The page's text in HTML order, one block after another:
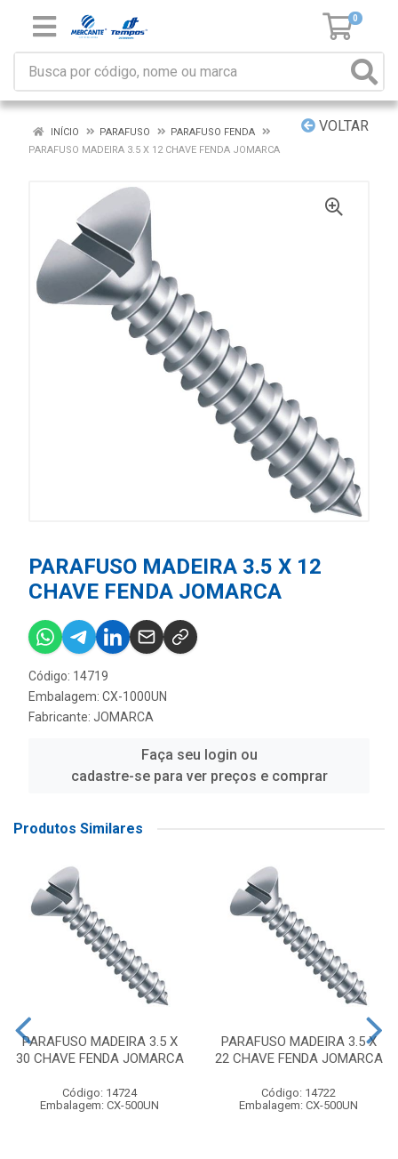
0
VOLTAR
INÍCIO PARAFUSO
PARAFUSO FENDA
PARAFUSO MADEIRA 3.5 X 12 CHAVE FENDA JOMARCA
PARAFUSO MADEIRA 3.5 X 12
CHAVE FENDA JOMARCA
Código: 14719
Embalagem: CX-1000UN
Fabricante: JOMARCA
Faça seu login ou
cadastre-se para ver preços e comprar
Produtos Similares
PARAFUSO MADEIRA 3.5 X
30 CHAVE FENDA JOMARCA
Código: 14724
Embalagem: CX-500UN
PARAFUSO MADEIRA 3.5 X
22 CHAVE FENDA JOMARCA
Código: 14722
Embalagem: CX-500UN